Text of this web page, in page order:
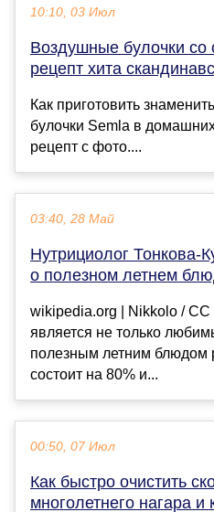
10:10, 03 Июл
Воздушные булочки
рецепт хита
Как приготовить
булочки Semla в
рецепт с фото....
03:40, 28 Май
Нутрициолог Тонкова-
о полезном летнем
wikipedia.org | Nikkolo /
является не только
полезным летним блюдом
состоит на 80% и...
00:50, 07 Июл
Как быстро очистить
многолетнего нагара